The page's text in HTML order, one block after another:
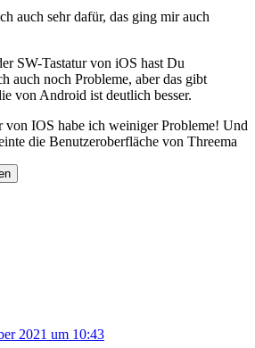
auch sehr dafür, das ging mir auch
SW-Tastatur von iOS hast Du
auch noch Probleme, aber das gibt
von Android ist deutlich besser.
von IOS habe ich weiniger Probleme! Und
die Benutzeroberfläche von Threema
2021 um 10:43